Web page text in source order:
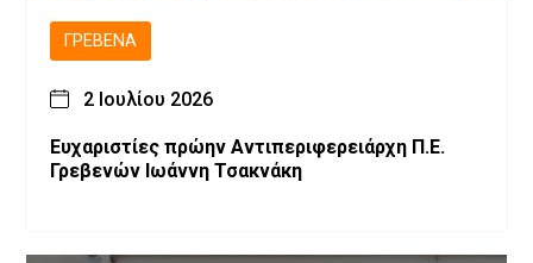
ΓΡΕΒΕΝΆ
2 Ιουλίου 2026
Ευχαριστίες πρώην Αντιπεριφερειάρχη Π.Ε.
Γρεβενών Ιωάννη Τσακνάκη